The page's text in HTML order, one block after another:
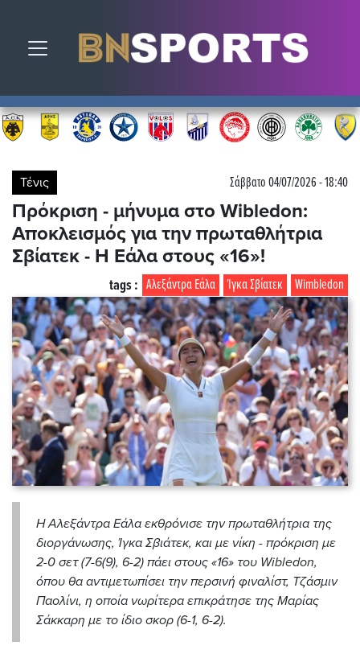
Toggle navigation
Τένις Σάββατο 04/07/2026 - 18:40
Πρόκριση - μήνυμα στο Wibledon:
Αποκλεισμός για την πρωταθλήτρια
Σβίατεκ - Η Εάλα στους «16»!
Wimbledon
Ίγκα Σβίατεκ
Αλεξάντρα Εάλα
tags :
Η Αλεξάντρα Εάλα εκθρόνισε την πρωταθλήτρια της
διοργάνωσης, Ίγκα Σβιάτεκ, και με νίκη - πρόκριση με
2-0 σετ (7-6(9), 6-2) πάει στους «16» του Wibledon,
όπου θα αντιμετωπίσει την περσινή φιναλίστ, Τζάσμιν
Παολίνι, η οποία νωρίτερα επικράτησε της Μαρίας
Σάκκαρη με το ίδιο σκορ (6-1, 6-2).